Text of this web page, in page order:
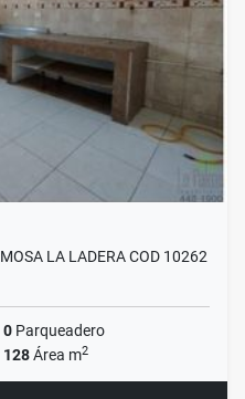
LA LADERA COD 10262
0 Parqueadero
128Área m2